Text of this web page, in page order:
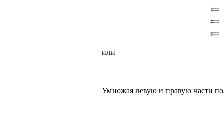
или
Умножая левую и правую части